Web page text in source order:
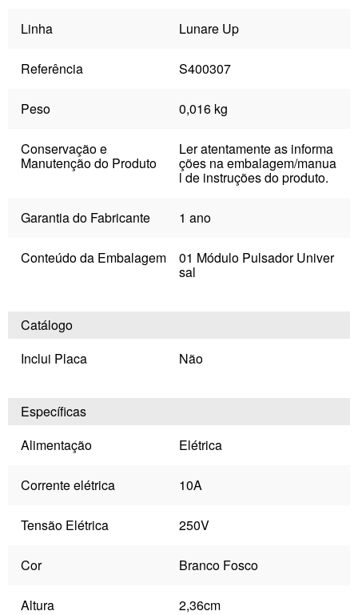
Linha Lunare Up
Referência S400307
Peso 0,016 kg
Conservação e
Manutenção do Produto
Ler atentamente as informa
ções na embalagem/manua
l de instruções do produto.
Garantia do Fabricante 1 ano
Conteúdo da Embalagem 01 Módulo Pulsador Univer
sal
Catálogo
Inclui Placa
Não
Específicas
Alimentação
Elétrica
Corrente elétrica 10A
Tensão Elétrica 250V
Cor Branco Fosco
Altura 2,36cm